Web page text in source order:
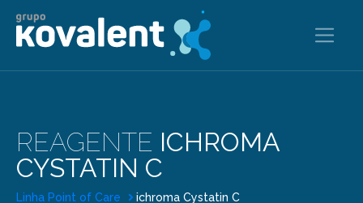
REAGENTE ICHROMA
CYSTATIN C
Linha Point of Care ichroma Cystatin C